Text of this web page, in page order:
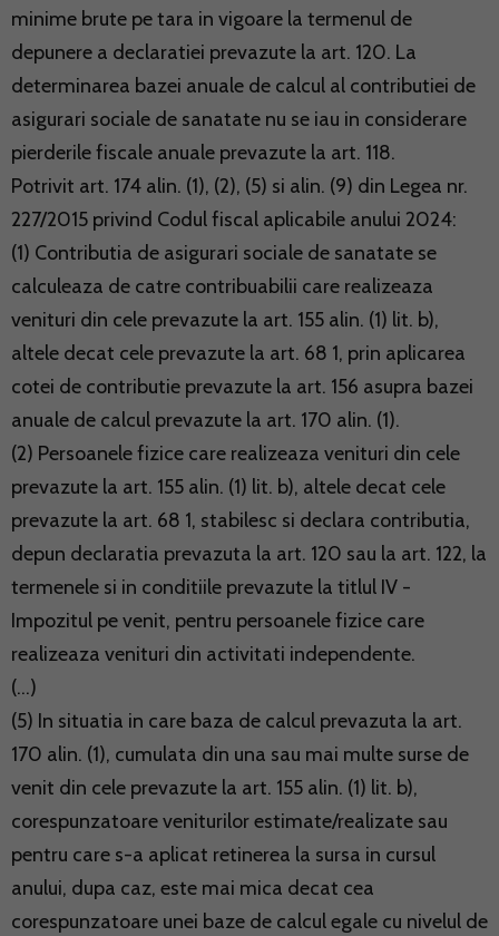
minime brute pe tara in vigoare la termenul de
depunere a declaratiei prevazute la art. 120. La
determinarea bazei anuale de calcul al contributiei de
asigurari sociale de sanatate nu se iau in considerare
pierderile fiscale anuale prevazute la art. 118.
Potrivit art. 174 alin. (1), (2), (5) si alin. (9) din Legea nr.
227/2015 privind Codul fiscal aplicabile anului 2024:
(1) Contributia de asigurari sociale de sanatate se
calculeaza de catre contribuabilii care realizeaza
venituri din cele prevazute la art. 155 alin. (1) lit. b),
altele decat cele prevazute la art. 68 1, prin aplicarea
cotei de contributie prevazute la art. 156 asupra bazei
anuale de calcul prevazute la art. 170 alin. (1).
(2) Persoanele fizice care realizeaza venituri din cele
prevazute la art. 155 alin. (1) lit. b), altele decat cele
prevazute la art. 68 1, stabilesc si declara contributia,
depun declaratia prevazuta la art. 120 sau la art. 122, la
termenele si in conditiile prevazute la titlul IV -
Impozitul pe venit, pentru persoanele fizice care
realizeaza venituri din activitati independente.
(...)
(5) In situatia in care baza de calcul prevazuta la art.
170 alin. (1), cumulata din una sau mai multe surse de
venit din cele prevazute la art. 155 alin. (1) lit. b),
corespunzatoare veniturilor estimate/realizate sau
pentru care s-a aplicat retinerea la sursa in cursul
anului, dupa caz, este mai mica decat cea
corespunzatoare unei baze de calcul egale cu nivelul de